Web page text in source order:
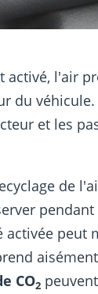
activé, l'air
du
et les
de
peut
CO2